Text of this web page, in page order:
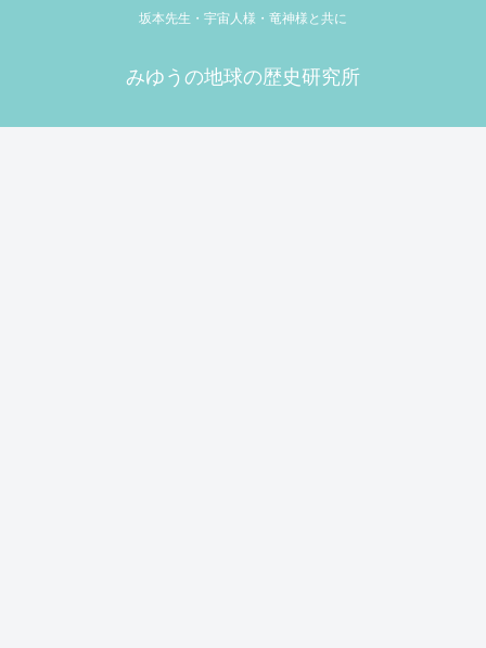
坂本先生・宇宙人様・竜神様と共に
みゆうの地球の歴史研究所